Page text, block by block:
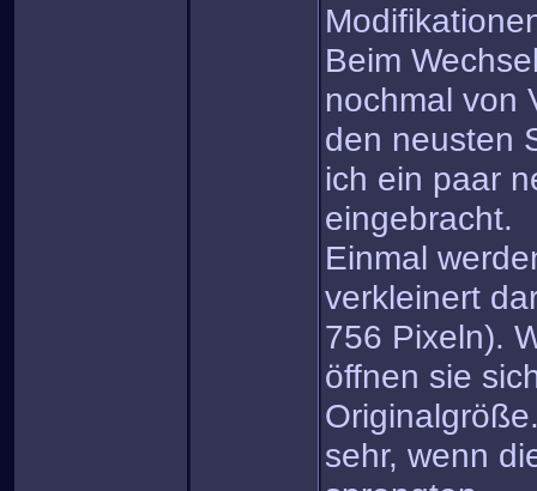
Beim
nochmal von
den neusten
ich ein paar
eingebracht.
Einmal
verkleinert
756 Pixeln).
öffnen sie
sehr, wenn